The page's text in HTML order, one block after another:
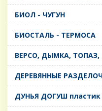
БИОЛ - ЧУГУН
БИОСТАЛЬ - ТЕРМОСА
ВЕРСО, ДЫМКА, ТОПАЗ,
ДЕРЕВЯННЫЕ
ДУНЬЯ ДОГУШ пластик